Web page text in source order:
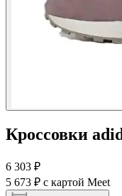
Кроссовки
6 303 ₽
5 673 ₽ с картой Meet